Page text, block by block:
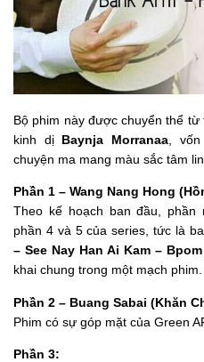
Bộ phim này được chuyển thể
kinh dị Baynja Morranaa, vốn
chuyện ma mang màu sắc tâm
Phần 1 – Wang Nang Hong
Theo kế hoạch ban đầu,
phần 4 và 5 của series, tức là
– See Nay Han Ai Kam –
khai chung trong một mạch phim.
Phần 2 – Buang Sabai (Khăn
Phim có sự góp mặt của Green
Phần 3: